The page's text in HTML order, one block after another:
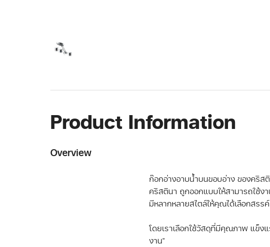
Product Information
Overview
ก๊อกอ่างอาบน้ำบนขอบอ่าง ของคริส
คริสตินา ถูกออกแบบให้สามารถใช้งา
มีหลากหลายสไตล์ให้คุณได้เลือกสร
โดยเราเลือกใช้วัสดุที่มีคุณภาพ แข็ง
งาน"